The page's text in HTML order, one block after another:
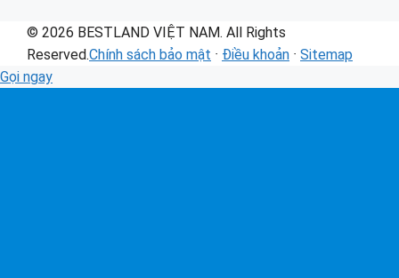
© 2026 BESTLAND VIỆT NAM. All Rights
Reserved.Chính sách bảo mật · Điều khoản · Sitemap
Gọi ngay